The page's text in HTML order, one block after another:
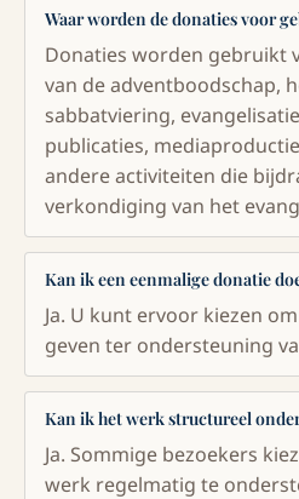
Waar worden de donaties voor
Donaties worden gebruikt
van de adventboodschap,
sabbatviering,
publicaties,
andere activiteiten die
verkondiging van het
Kan ik een eenmalige donatie
Ja. U kunt ervoor kiezen
geven ter ondersteuning
Kan ik het werk structureel
Ja. Sommige bezoekers
werk regelmatig te